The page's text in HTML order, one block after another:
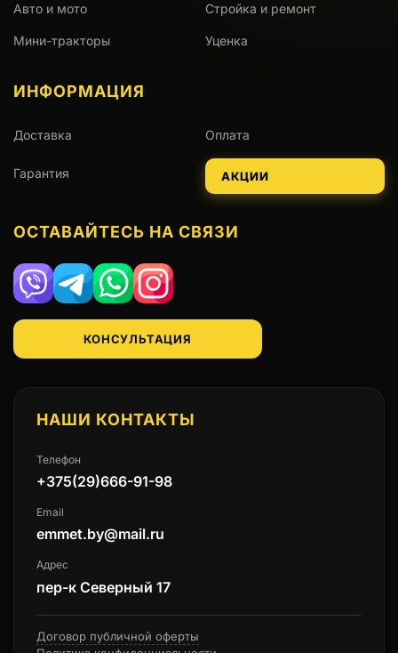
Авто и мото Стройка и ремонт
Мини-тракторы Уценка
ИНФОРМАЦИЯ
Доставка Оплата
Гарантия АКЦИИ
ОСТАВАЙТЕСЬ НА СВЯЗИ
Viber TelegramWhatsAppInstagram
КОНСУЛЬТАЦИЯ
НАШИ КОНТАКТЫ
Телефон
+375(29)666-91-98
Email
emmet.by@mail.ru
Адрес
пер-к Северный 17
Договор публичной оферты